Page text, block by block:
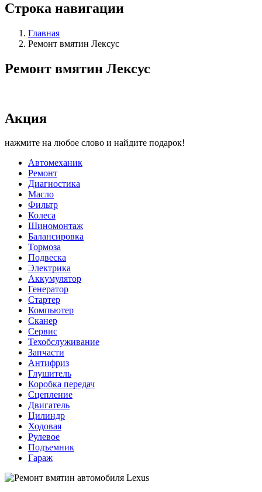
Строка навигации
Главная
Ремонт вмятин Лексус
Ремонт вмятин Лексус
Акция
нажмите на любое слово и найдите подарок!
Автомеханик
Ремонт
Диагностика
Масло
Фильтр
Колеса
Шиномонтаж
Балансировка
Тормоза
Подвеска
Электрика
Аккумулятор
Генератор
Стартер
Компьютер
Сканер
Сервис
Техобслуживание
Запчасти
Антифриз
Глушитель
Коробка передач
Сцепление
Двигатель
Цилиндр
Ходовая
Рулевое
Подъемник
Гараж